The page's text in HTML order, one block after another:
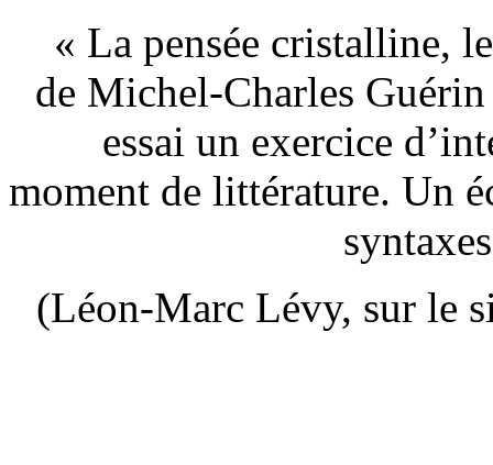
« La pensée cristalline,
de Michel-Charles
essai un exercice
moment de littérature. Un
(Léon-Marc Lévy, sur le